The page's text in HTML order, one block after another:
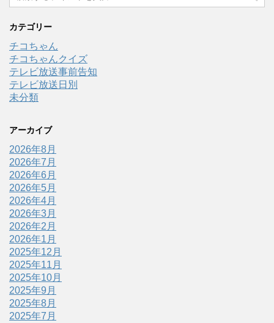
カテゴリー
チコちゃん
チコちゃんクイズ
テレビ放送事前告知
テレビ放送日別
未分類
アーカイブ
2026年8月
2026年7月
2026年6月
2026年5月
2026年4月
2026年3月
2026年2月
2026年1月
2025年12月
2025年11月
2025年10月
2025年9月
2025年8月
2025年7月